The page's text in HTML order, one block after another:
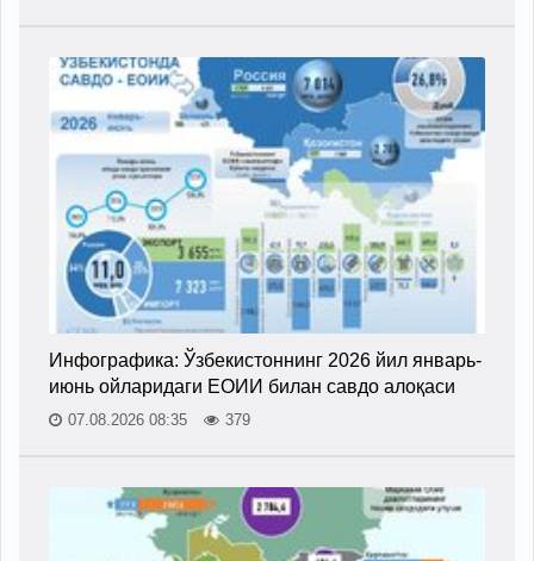
Инфографика: Ўзбекистоннинг 2026 йил январь-
июнь ойларидаги ЕОИИ билан савдо алоқаси
07.08.2026 08:35 379